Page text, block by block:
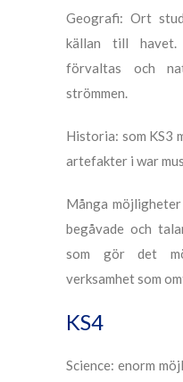
Geografi: Ort
källan till havet.
förvaltas och
strömmen.
Historia: som KS3
artefakter i war
Många
begåvade och
som gör det
verksamhet som
KS4
Science: enorm